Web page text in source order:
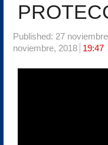
Published: 27
noviembre, 2018
19:47